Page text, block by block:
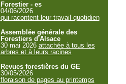
Forestier - es
04/06/2026
qui racontent leur travail quotidien
Assemblée générale des
Forestiers d'Alsace
30 mai 2026 attachée à tous les
arbres et à leurs racines
Revues forestières du GE
30/05/2026
floraison de pages au printemps